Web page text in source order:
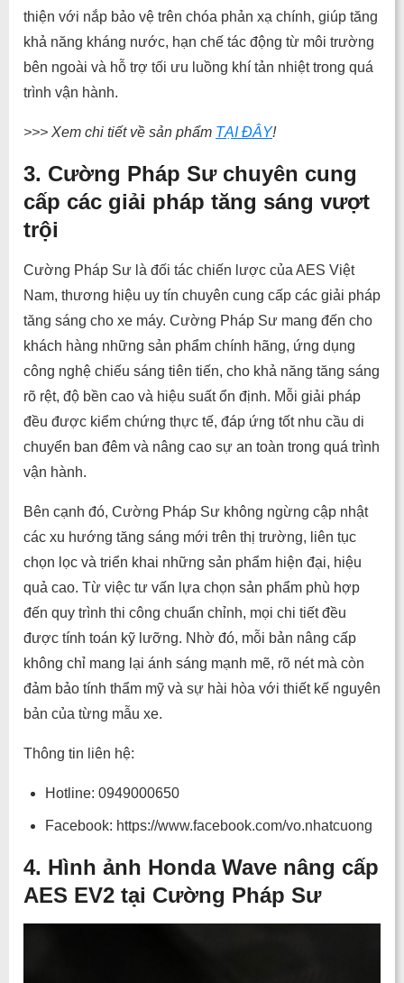
thiện với nắp bảo vệ trên chóa phản xạ chính, giúp tăng
khả năng kháng nước, hạn chế tác động từ môi trường
bên ngoài và hỗ trợ tối ưu luồng khí tản nhiệt trong quá
trình vận hành.
>>> Xem chi tiết về sản phẩm TẠI ĐÂY!
3. Cường Pháp Sư chuyên cung
cấp các giải pháp tăng sáng vượt
trội
Cường Pháp Sư là đối tác chiến lược của AES Việt
Nam, thương hiệu uy tín chuyên cung cấp các giải pháp
tăng sáng cho xe máy. Cường Pháp Sư mang đến cho
khách hàng những sản phẩm chính hãng, ứng dụng
công nghệ chiếu sáng tiên tiến, cho khả năng tăng sáng
rõ rệt, độ bền cao và hiệu suất ổn định. Mỗi giải pháp
đều được kiểm chứng thực tế, đáp ứng tốt nhu cầu di
chuyển ban đêm và nâng cao sự an toàn trong quá trình
vận hành.
Bên cạnh đó, Cường Pháp Sư không ngừng cập nhật
các xu hướng tăng sáng mới trên thị trường, liên tục
chọn lọc và triển khai những sản phẩm hiện đại, hiệu
quả cao. Từ việc tư vấn lựa chọn sản phẩm phù hợp
đến quy trình thi công chuẩn chỉnh, mọi chi tiết đều
được tính toán kỹ lưỡng. Nhờ đó, mỗi bản nâng cấp
không chỉ mang lại ánh sáng mạnh mẽ, rõ nét mà còn
đảm bảo tính thẩm mỹ và sự hài hòa với thiết kế nguyên
bản của từng mẫu xe.
Thông tin liên hệ:
Hotline: 0949000650
Facebook: https://www.facebook.com/vo.nhatcuong
4. Hình ảnh Honda Wave nâng cấp
AES EV2 tại Cường Pháp Sư